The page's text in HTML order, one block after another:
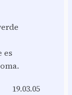
es
19.03.05